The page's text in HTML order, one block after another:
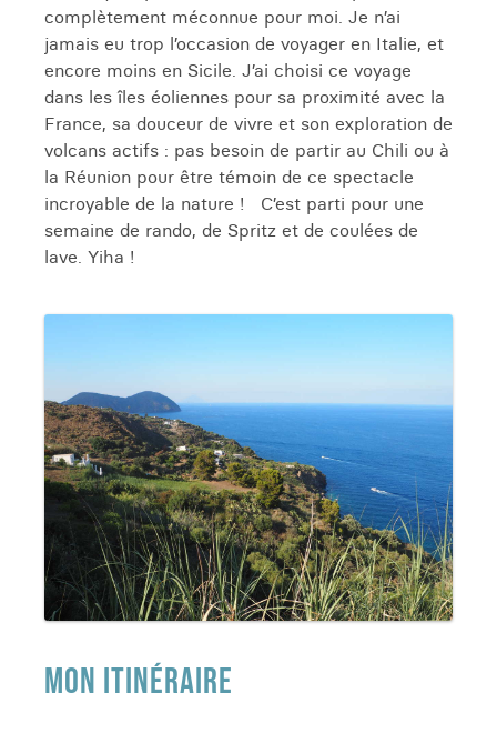
complètement méconnue pour moi. Je n’ai
jamais eu trop l’occasion de voyager en Italie, et
encore moins en Sicile. J’ai choisi ce voyage
dans les îles éoliennes pour sa proximité avec la
France, sa douceur de vivre et son exploration de
volcans actifs : pas besoin de partir au Chili ou à
la Réunion pour être témoin de ce spectacle
incroyable de la nature ! C’est parti pour une
semaine de rando, de Spritz et de coulées de
lave. Yiha !
MON ITINÉRAIRE